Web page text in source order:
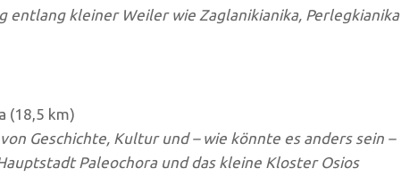
entlang kleiner Weiler wie Zaglanikianika, Perlegkianika
(18,5 km)
Geschichte, Kultur und – wie könnte es anders sein –
Paleochora und das kleine Kloster Osios